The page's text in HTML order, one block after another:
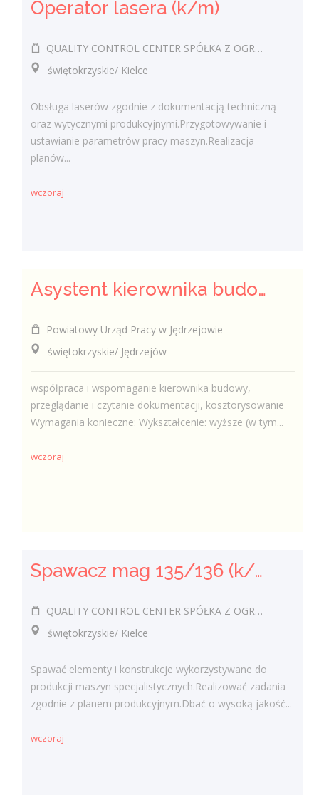
Operator lasera (k/m)
QUALITY CONTROL CENTER SPÓŁKA Z OGRANICZONĄ ODPOWIEDZIALNOŚCIĄ
świętokrzyskie/ Kielce
Obsługa laserów zgodnie z dokumentacją techniczną
oraz wytycznymi produkcyjnymi.Przygotowywanie i
ustawianie parametrów pracy maszyn.Realizacja
planów...
wczoraj
Asystent kierownika budowy
Powiatowy Urząd Pracy w Jędrzejowie
świętokrzyskie/ Jędrzejów
współpraca i wspomaganie kierownika budowy,
przeglądanie i czytanie dokumentacji, kosztorysowanie
Wymagania konieczne: Wykształcenie: wyższe (w tym...
wczoraj
Spawacz mag 135/136 (k/m)
QUALITY CONTROL CENTER SPÓŁKA Z OGRANICZONĄ ODPOWIEDZIALNOŚCIĄ
świętokrzyskie/ Kielce
Spawać elementy i konstrukcje wykorzystywane do
produkcji maszyn specjalistycznych.Realizować zadania
zgodnie z planem produkcyjnym.Dbać o wysoką jakość...
wczoraj